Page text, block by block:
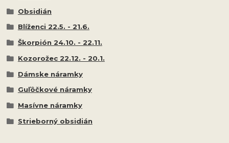
Obsidián
Blíženci 22.5. - 21.6.
Škorpión 24.10. - 22.11.
Kozorožec 22.12. - 20.1.
Dámske náramky
Guľôčkové náramky
Masívne náramky
Strieborný obsidián